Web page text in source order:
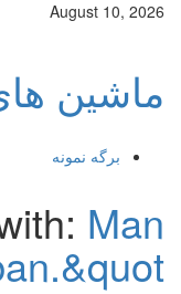
August 10, 2026
ماشین
برگه نمونه
with:Man